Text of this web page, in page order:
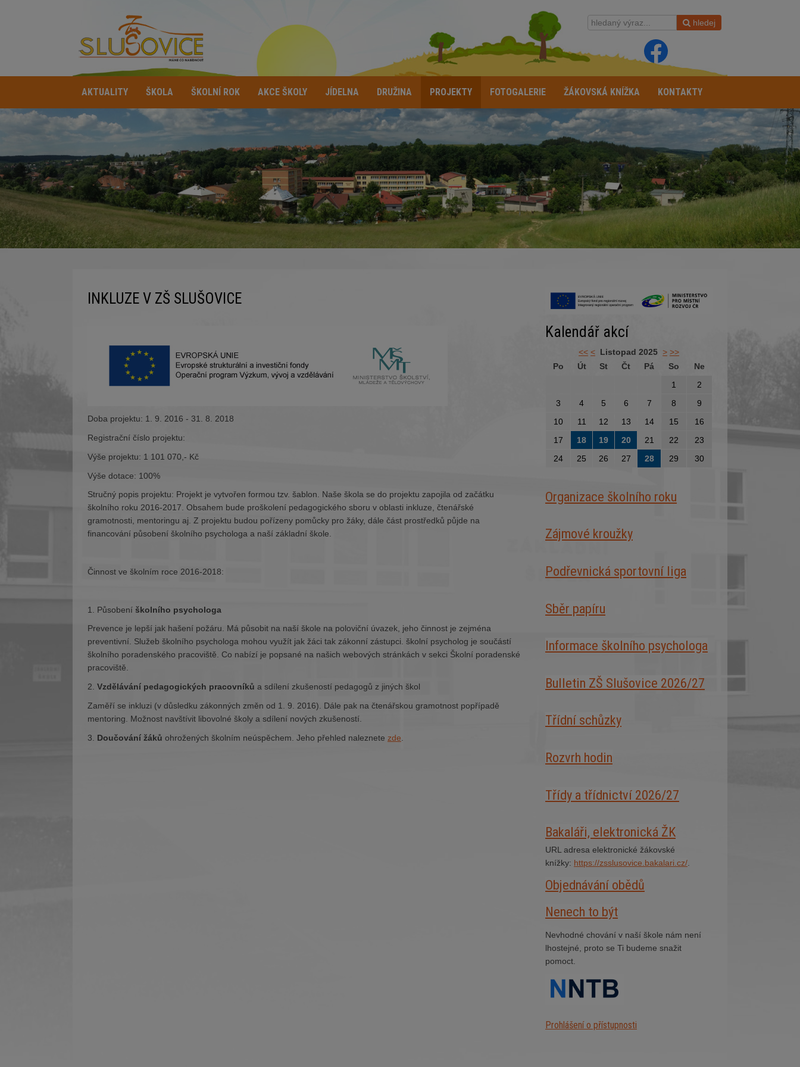
hledej
AKTUALITY ŠKOLA ŠKOLNÍ ROK AKCE ŠKOLY JÍDELNA DRUŽINA PROJEKTY FOTOGALERIE ŽÁKOVSKÁ KNÍŽKA KONTAKTY
INKLUZE V ZŠ SLUŠOVICE
Doba projektu: 1. 9. 2016 - 31. 8. 2018
Registrační číslo projektu:
Výše projektu: 1 101 070,- Kč
Výše dotace: 100%
Stručný popis projektu: Projekt je vytvořen formou tzv. šablon. Naše škola se do projektu zapojila od začátku
školního roku 2016-2017. Obsahem bude proškolení pedagogického sboru v oblasti inkluze, čtenářské
gramotnosti, mentoringu aj. Z projektu budou pořízeny pomůcky pro žáky, dále část prostředků půjde na
financování působení školního psychologa a naší základní škole.
Činnost ve školním roce 2016-2018:
1. Působení školního psychologa
Prevence je lepší jak hašení požáru. Má působit na naší škole na poloviční úvazek, jeho činnost je zejména
preventivní. Služeb školního psychologa mohou využít jak žáci tak zákonní zástupci. školní psycholog je součástí
školního poradenského pracoviště. Co nabízí je popsané na našich webových stránkách v sekci Školní poradenské
pracoviště.
2. Vzdělávání pedagogických pracovníků a sdílení zkušeností pedagogů z jiných škol
Zaměří se inkluzi (v důsledku zákonných změn od 1. 9. 2016). Dále pak na čtenářskou gramotnost popřípadě
mentoring. Možnost navštívit libovolné školy a sdílení nových zkušeností.
3. Doučování žáků ohrožených školním neúspěchem. Jeho přehled naleznete zde
Kalendář akcí
<< < Listopad 2025 > >>
Po
Út St Čt Pá So
Ne
1
2
3
4 5 6 7 8
9
10
11 12 13 14 15
16
17
18 19 20 21 22
23
24
25 26 27 28 29 30
Organizace školního roku
Zájmové kroužky
Podřevnická sportovní liga
Sběr papíru
Informace školního psychologa
Bulletin ZŠ Slušovice 2026/27
Třídní schůzky
Rozvrh hodin
Třídy a třídnictví 2026/27
Bakaláři, elektronická ŽK
URL adresa elektronické žákovské
knížky: https://zsslusovice.bakalari.cz/
Objednávání obědů
Nenech to být
Nevhodné chování v naší škole nám není
lhostejné, proto se Ti budeme snažit
pomoct.
Prohlášení o přístupnosti